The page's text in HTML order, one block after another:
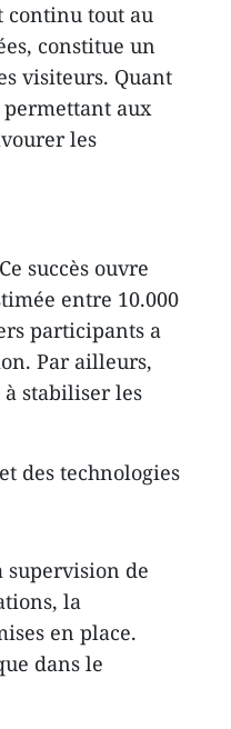
continu tout au
constitue un
visiteurs. Quant
permettant aux
les
succès ouvre
entre 10.000
participants a
Par ailleurs,
stabiliser les
des technologies
supervision de
la
en place.
dans le